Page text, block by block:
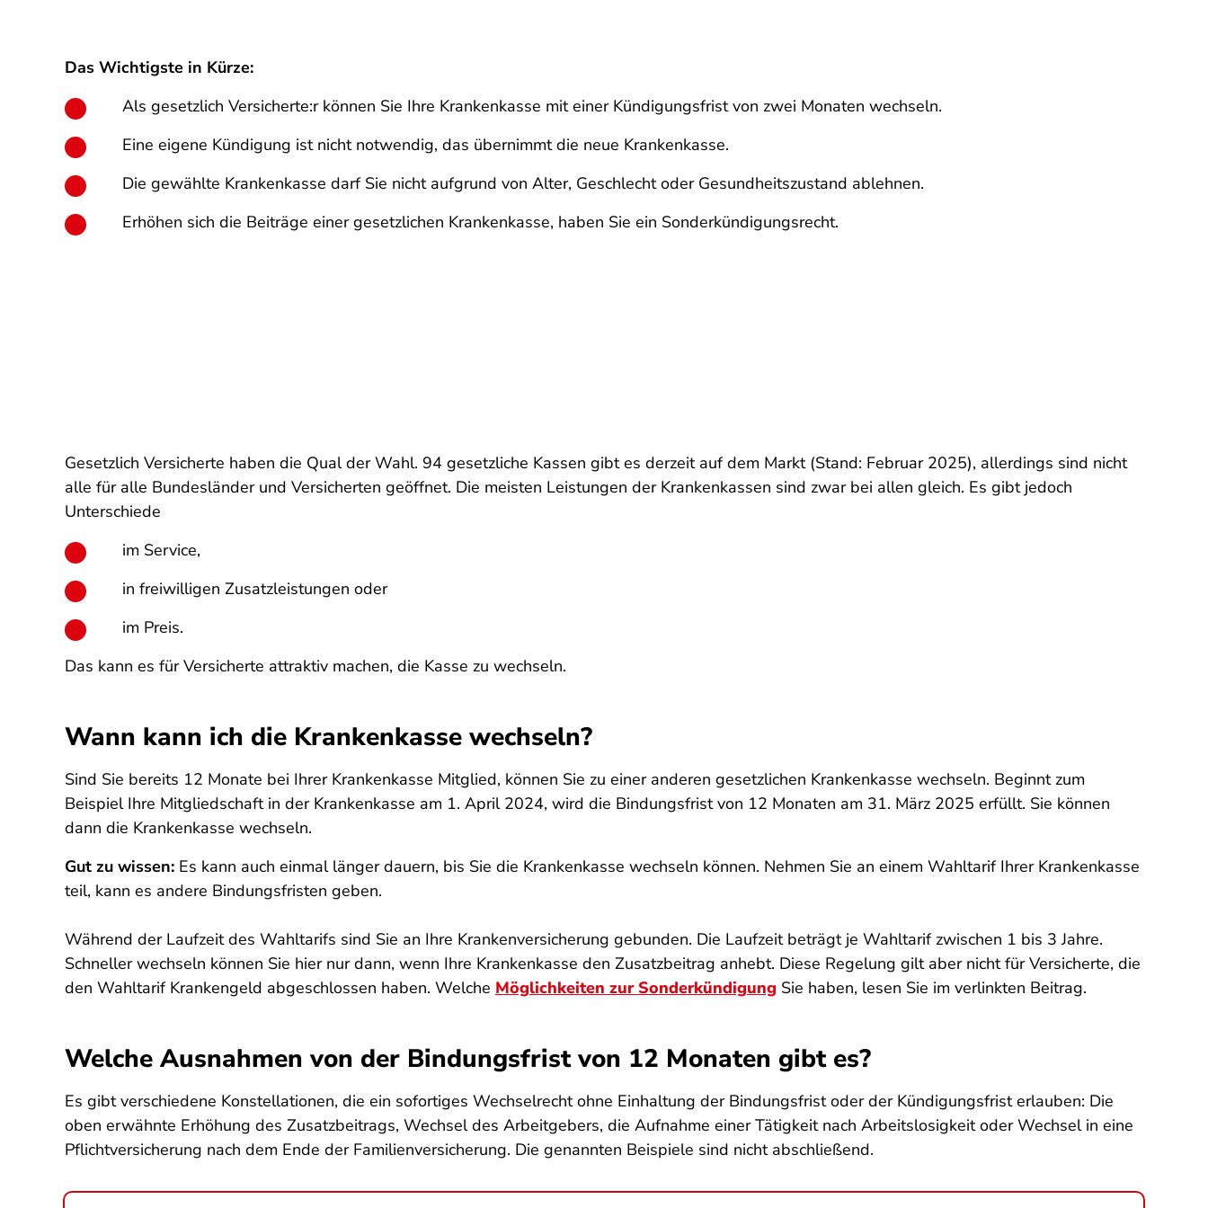
Das Wichtigste in Kürze:
Als gesetzlich Versicherte:r können Sie Ihre Krankenkasse mit einer Kündigungsfrist von zwei Monaten wechseln.
Eine eigene Kündigung ist nicht notwendig, das übernimmt die neue Krankenkasse.
Die gewählte Krankenkasse darf Sie nicht aufgrund von Alter, Geschlecht oder Gesundheitszustand ablehnen.
Erhöhen sich die Beiträge einer gesetzlichen Krankenkasse, haben Sie ein Sonderkündigungsrecht.
Gesetzlich Versicherte haben die Qual der Wahl. 94 gesetzliche Kassen gibt es derzeit auf dem Markt (Stand: Februar 2025), allerdings sind nicht
alle für alle Bundesländer und Versicherten geöffnet. Die meisten Leistungen der Krankenkassen sind zwar bei allen gleich. Es gibt jedoch
Unterschiede
im Service,
in freiwilligen Zusatzleistungen oder
im Preis.
Das kann es für Versicherte attraktiv machen, die Kasse zu wechseln.
Wann kann ich die Krankenkasse wechseln?
Sind Sie bereits 12 Monate bei Ihrer Krankenkasse Mitglied, können Sie zu einer anderen gesetzlichen Krankenkasse wechseln. Beginnt zum
Beispiel Ihre Mitgliedschaft in der Krankenkasse am 1. April 2024, wird die Bindungsfrist von 12 Monaten am 31. März 2025 erfüllt. Sie können
dann die Krankenkasse wechseln.
Gut zu wissen: Es kann auch einmal länger dauern, bis Sie die Krankenkasse wechseln können. Nehmen Sie an einem Wahltarif Ihrer Krankenkasse
teil, kann es andere Bindungsfristen geben.
Während der Laufzeit des Wahltarifs sind Sie an Ihre Krankenversicherung gebunden. Die Laufzeit beträgt je Wahltarif zwischen 1 bis 3 Jahre.
Schneller wechseln können Sie hier nur dann, wenn Ihre Krankenkasse den Zusatzbeitrag anhebt. Diese Regelung gilt aber nicht für Versicherte, die
den Wahltarif Krankengeld abgeschlossen haben. Welche Möglichkeiten zur Sonderkündigung Sie haben, lesen Sie im verlinkten Beitrag.
Welche Ausnahmen von der Bindungsfrist von 12 Monaten gibt es?
Es gibt verschiedene Konstellationen, die ein sofortiges Wechselrecht ohne Einhaltung der Bindungsfrist oder der Kündigungsfrist erlauben: Die
oben erwähnte Erhöhung des Zusatzbeitrags, Wechsel des Arbeitgebers, die Aufnahme einer Tätigkeit nach Arbeitslosigkeit oder Wechsel in eine
Pflichtversicherung nach dem Ende der Familienversicherung. Die genannten Beispiele sind nicht abschließend.